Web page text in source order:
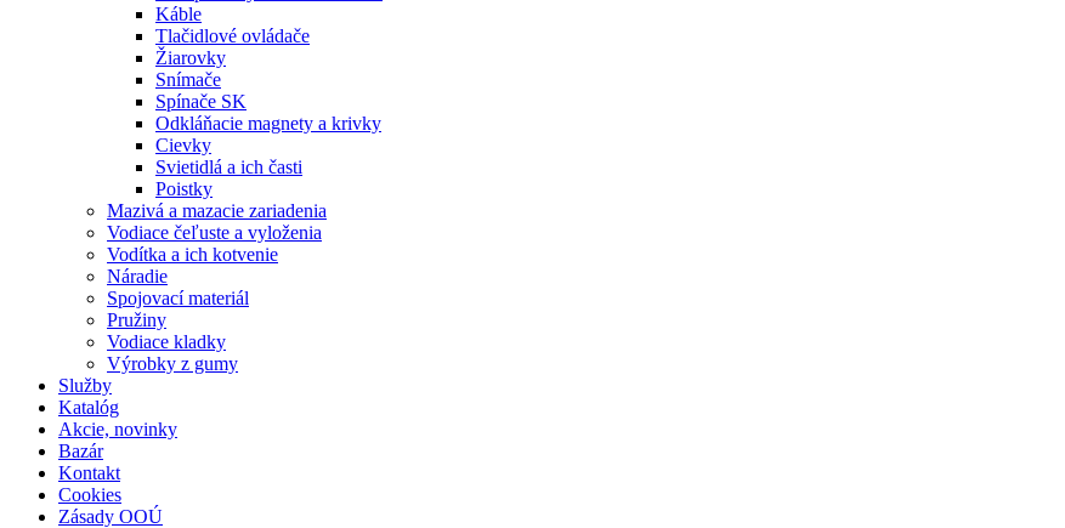
Káble
Tlačidlové ovládače
Žiarovky
Snímače
Spínače SK
Odkláňacie magnety a krivky
Cievky
Svietidlá a ich časti
Poistky
Mazivá a mazacie zariadenia
Vodiace čeľuste a vyloženia
Vodítka a ich kotvenie
Náradie
Spojovací materiál
Pružiny
Vodiace kladky
Výrobky z gumy
Služby
Katalóg
Akcie, novinky
Bazár
Kontakt
Cookies
Zásady OOÚ